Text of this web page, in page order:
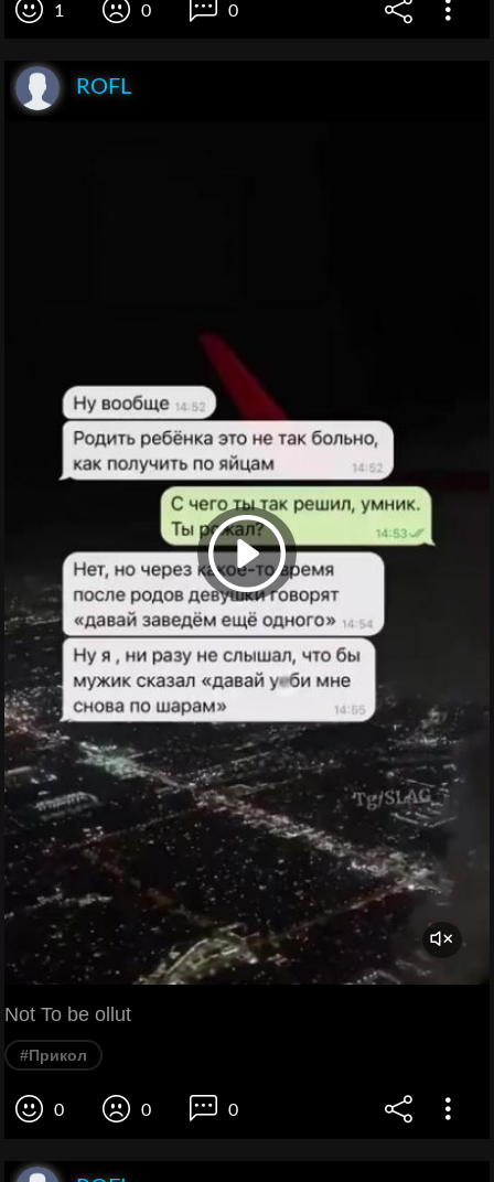
1 0 0
ROFL
Not To be ollut
#Прикол
0 0 0